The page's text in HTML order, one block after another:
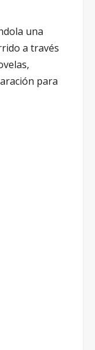
una
a través
para